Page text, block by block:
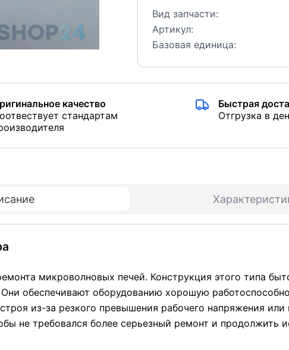
Вид запчасти:
Артикул:
Базовая единица:
качество
стандартам
Быстрая
Отгрузка в
микроволновых печей. Конструкция этого типа
Они обеспечивают оборудованию хорошую
из-за резкого превышения рабочего напряжения
не требовался более серьезный ремонт и продолжить